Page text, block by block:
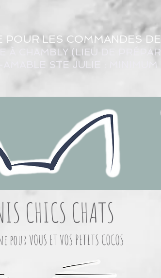
LES COMMANDES DE
À CHAMBLY (LIEU DE
STE JULIE : MINIMUM
CHICS CHATS
VOUS ET VOS PETITS COCOS